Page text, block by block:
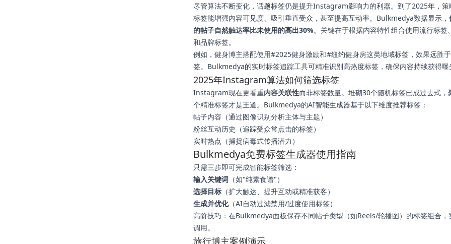
尽管算法不断变化，话题标签仍是提升Instagram影响力的利器。到了2025年，策
标签能增强内容可见度、吸引垂直受众，甚至提高互动率。Bulkmedya数据显示，
的帖子自然触达率比未使用的高出30%。关键在于根据内容特性组合使用流行标签
和品牌标签。
例如，健身博主搭配使用#2025健身激励和#纽约健身房这类地域标签，效果远胜
签。Bulkmedya的实时标签追踪工具可精准识别高热度标签，确保内容持续获得曝
2025年Instagram算法如何筛选标签
Instagram现在更看重内容关联性而非标签数量。堆砌30个随机标签已成过去式，
个精准标签才是王道。Bulkmedya的AI智能生成器基于以下维度推荐标签：
帖子内容（通过图像识别分析主体与主题）
粉丝互动历史（追踪受众常点击的标签）
实时热点（捕捉病毒式传播潜力）
Bulkmedya免费标签生成器使用指南
只需三步即可完成智能标签筛选：
输入关键词 （如"纯素食谱"）
选择目标 （扩大触达、提升互动或精准获客）
生成并优化（AI自动过滤禁用/过度使用标签）
高阶技巧：在Bulkmedya面板保存不同帖子类型（如Reels/轮播图）的标签组合，
调用。
旅行博主案例演示